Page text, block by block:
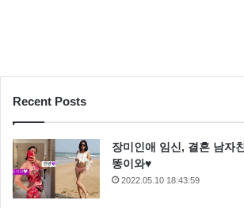
Recent Posts
장미인애 임신, 결혼 남자
똥이와♥
2022.05.10 18:43:59